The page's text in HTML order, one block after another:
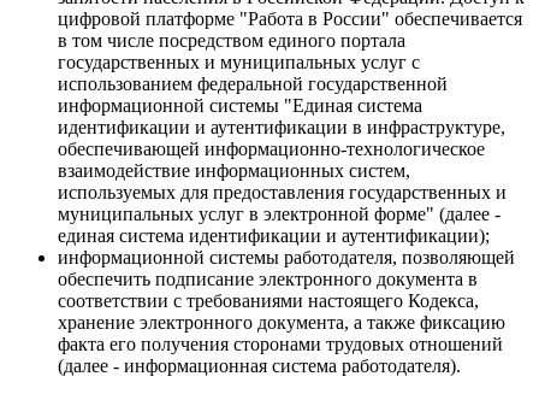
цифровой платформе "Работа в России" обеспечивается
в том числе посредством единого портала
государственных и муниципальных услуг с
использованием федеральной государственной
информационной системы "Единая система
идентификации и аутентификации в инфраструктуре,
обеспечивающей информационно-технологическое
взаимодействие информационных систем,
используемых для предоставления государственных и
муниципальных услуг в электронной форме" (далее -
единая система идентификации и аутентификации);
информационной системы работодателя, позволяющей
обеспечить подписание электронного документа в
соответствии с требованиями настоящего Кодекса,
хранение электронного документа, а также фиксацию
факта его получения сторонами трудовых отношений
(далее - информационная система работодателя).